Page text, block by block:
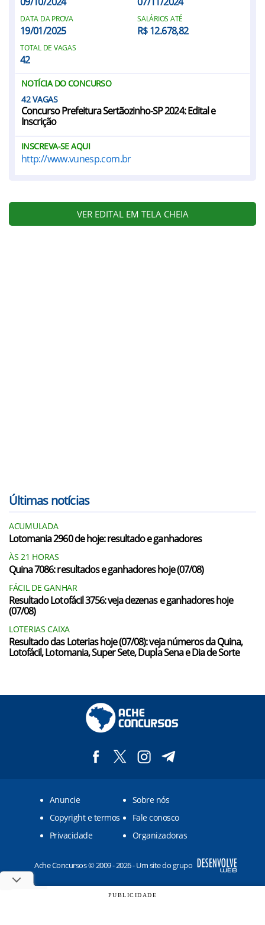
DATA DA PROVA
19/01/2025
SALÁRIOS ATÉ
R$ 12.678,82
TOTAL DE VAGAS
42
NOTÍCIA DO CONCURSO
42
Concurso Prefeitura Sertãozinho-SP 2024: Edital e
Inscrição
INSCREVA-SE AQUI
http://www.vunesp.com.br
VER EDITAL EM TELA CHEIA
Últimas notícias
ACUMULADA
Lotomania 2960 de hoje: resultado e ganhadores
ÀS 21 HORAS
Quina 7086: resultados e ganhadores hoje (07/08)
FÁCIL DE GANHAR
Resultado Lotofácil 3756: veja dezenas e ganhadores hoje
(07/08)
LOTERIAS CAIXA
Resultado das Loterias hoje (07/08): veja números da Quina,
Lotofácil, Lotomania, Super Sete, Dupla Sena e Dia de Sorte
Anuncie
Sobre nós
Copyright e termos
Fale conosco
Privacidade
Organizadoras
Ache Concursos © 2009 - 2026 - Um site do grupo
PUBLICIDADE